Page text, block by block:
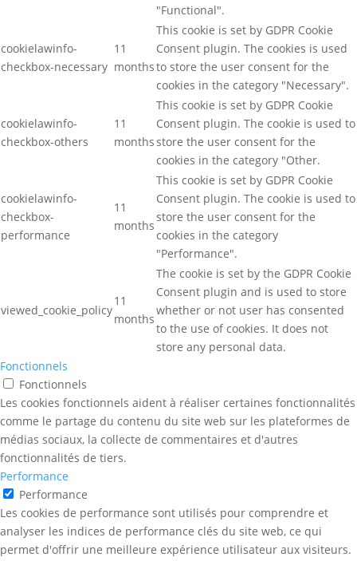
"Functional".
cookielawinfo-
checkbox-necessary
11
months
This cookie is set by GDPR Cookie
Consent plugin. The cookies is used
to store the user consent for the
cookies in the category "Necessary".
cookielawinfo-
checkbox-others
11
months
This cookie is set by GDPR Cookie
Consent plugin. The cookie is used to
store the user consent for the
cookies in the category "Other.
cookielawinfo-
checkbox-
performance
11
months
This cookie is set by GDPR Cookie
Consent plugin. The cookie is used to
store the user consent for the
cookies in the category
"Performance".
viewed_cookie_policy
11
months
The cookie is set by the GDPR Cookie
Consent plugin and is used to store
whether or not user has consented
to the use of cookies. It does not
store any personal data.
Fonctionnels
Fonctionnels
Les cookies fonctionnels aident à réaliser certaines fonctionnalités
comme le partage du contenu du site web sur les plateformes de
médias sociaux, la collecte de commentaires et d'autres
fonctionnalités de tiers.
Performance
Performance
Les cookies de performance sont utilisés pour comprendre et
analyser les indices de performance clés du site web, ce qui
permet d'offrir une meilleure expérience utilisateur aux visiteurs.